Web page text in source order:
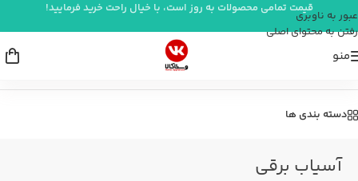
عبور به ناوبری
رفتن به محتوای اصلی
قیمت تمامی محصولات به روز است، با خیال راحت خرید فرمایید!
منو
دسته بندی ها
آسیاب برقی